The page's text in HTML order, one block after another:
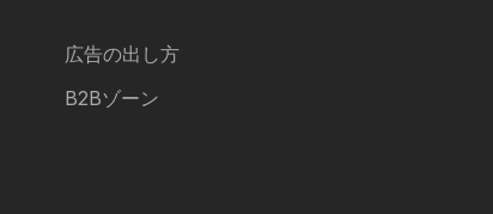
広告の出し方
B2Bゾーン